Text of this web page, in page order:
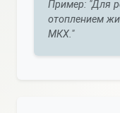
Пример: "Для
отоплением
МКХ."